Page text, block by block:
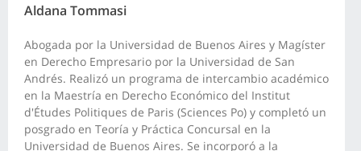
Aldana Tommasi
Abogada por la Universidad de Buenos Aires y Magíster
en Derecho Empresario por la Universidad de San
Andrés. Realizó un programa de intercambio académico
en la Maestría en Derecho Económico del Institut
d'Études Politiques de Paris (Sciences Po) y completó un
posgrado en Teoría y Práctica Concursal en la
Universidad de Buenos Aires. Se incorporó a la